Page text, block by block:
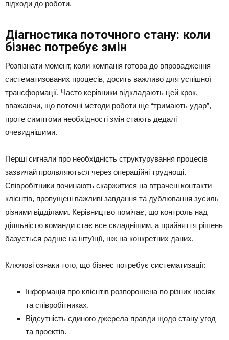
підходи до роботи.
Діагностика поточного стану: коли
бізнес потребує змін
Розпізнати момент, коли компанія готова до впровадження
систематизованих процесів, досить важливо для успішної
трансформації. Часто керівники відкладають цей крок,
вважаючи, що поточні методи роботи ще “тримають удар”,
проте симптоми необхідності змін стають дедалі
очевиднішими.
Перші сигнали про необхідність структурування процесів
зазвичай проявляються через операційні труднощі.
Співробітники починають скаржитися на втрачені контакти
клієнтів, пропущені важливі завдання та дублювання зусиль
різними відділами. Керівництво помічає, що контроль над
діяльністю команди стає все складнішим, а прийняття рішень
базується радше на інтуїції, ніж на конкретних даних.
Ключові ознаки того, що бізнес потребує систематизації:
Інформація про клієнтів розпорошена по різних носіях
та співробітниках.
Відсутність єдиного джерела правди щодо стану угод
та проектів.